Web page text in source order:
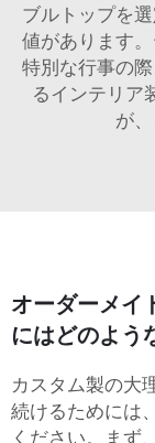
ブルトップを
値があります
特別な行事の
るインテリア
が
オーダーメイ
にはどのよう
カスタム製の大
続けるためには
ください。まず